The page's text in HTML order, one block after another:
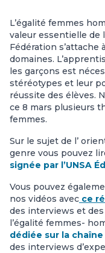
L’égalité femmes
valeur essentielle de
Fédération s’attache
domaines.
les garçons est
stéréotypes et leur
réussite des élèves.
ce 8 mars plusieurs
femmes.
Sur le sujet de l’
genre vous pouvez
signée par l’UNSA
Vous pouvez
nos vidéos avec ce
des interviews et
l’égalité femmes-
dédiée sur la
des interviews